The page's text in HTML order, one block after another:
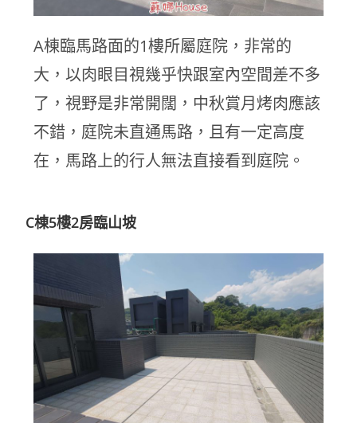
A棟臨馬路面的1樓所屬庭院，非常的
大，以肉眼目視幾乎快跟室內空間差不多
了，視野是非常開闊，中秋賞月烤肉應該
不錯，庭院未直通馬路，且有一定高度
在，馬路上的行人無法直接看到庭院。
C棟5樓2房臨山坡